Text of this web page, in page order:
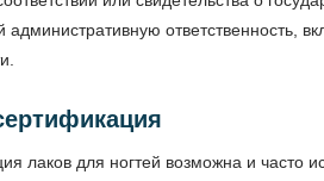
административную ответственность,
лаков для ногтей возможна и часто